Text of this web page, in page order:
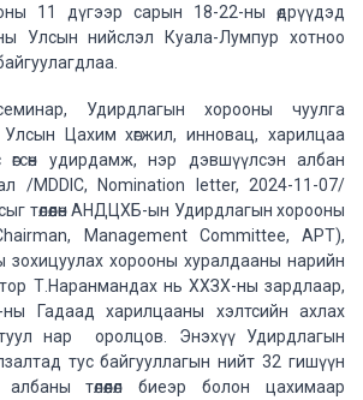
11 дүгээр сарын 18-22-ны өдрүүдэд
Улсын нийслэл Куала-Лумпур хотноо
Удирдлагын хорооны чуулга
Цахим хөгжил, инновац, харилцаа
удирдамж, нэр дэвшүүлсэн албан
/MDDIC, Nomination letter, 2024-11-07/
төлөөлөн АНДЦХБ-ын Удирдлагын хорооны
Management Committee, APT),
зохицуулах хорооны хуралдааны нарийн
Т.Наранмандах нь ХХЗХ-ны зардлаар,
Гадаад харилцааны хэлтсийн ахлах
нар оролцов. Энэхүү Удирдлагын
тус байгууллагын нийт 32 гишүүн
төлөөлөл биеэр болон цахимаар